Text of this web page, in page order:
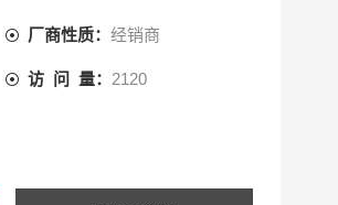
厂商性质：经销商
访 问 量： 2120